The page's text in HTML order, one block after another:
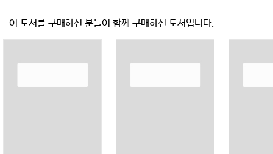
이 도서를 구매하신 분들이 함께 구매하신 도서입니다.